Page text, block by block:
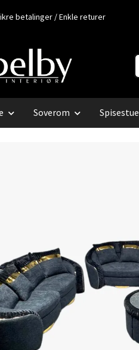
betalinger / Enkle returer
Soverom Spisestue